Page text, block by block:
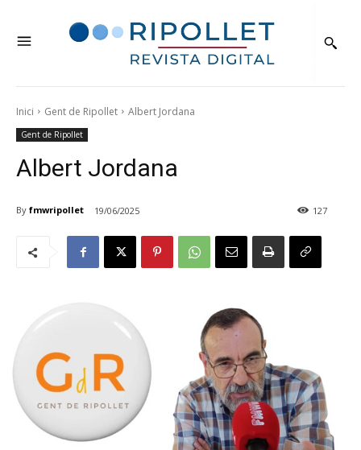
Inici Gent de Ripollet Albert Jordana
Gent de Ripollet
Albert Jordana
By fmwripollet 19/06/2025 127